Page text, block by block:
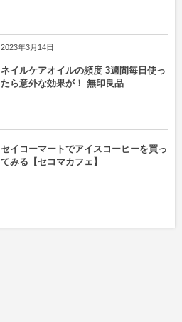
2023年3月14日
ネイルケアオイルの頻度 3週間毎日使っ
たら意外な効果が！ 無印良品
セイコーマートでアイスコーヒーを買っ
てみる【セコマカフェ】